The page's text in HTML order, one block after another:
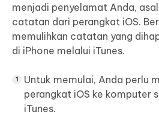
menjadi penyelamat Anda,
catatan dari perangkat iOS.
memulihkan catatan yang
di iPhone melalui iTunes.
Untuk memulai, Anda perlu
perangkat iOS ke komputer
iTunes.